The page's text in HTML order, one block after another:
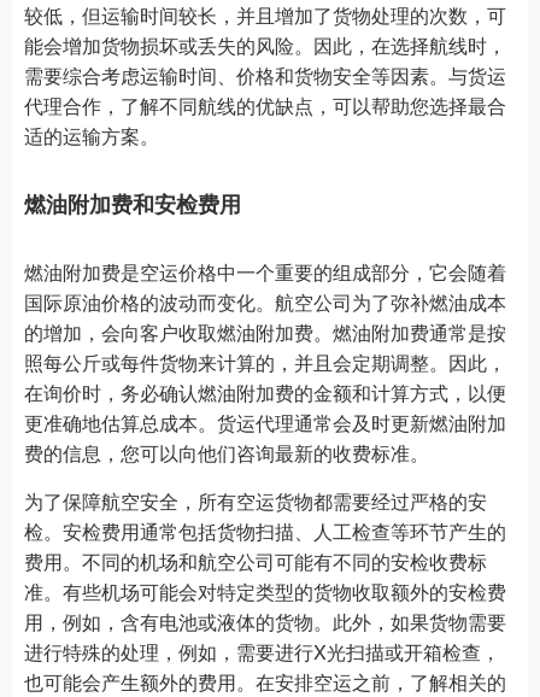
较低，但运输时间较长，并且增加了货物处理的次数，可
能会增加货物损坏或丢失的风险。因此，在选择航线时，
需要综合考虑运输时间、价格和货物安全等因素。与货运
代理合作，了解不同航线的优缺点，可以帮助您选择最合
适的运输方案。
燃油附加费和安检费用
燃油附加费是空运价格中一个重要的组成部分，它会随着
国际原油价格的波动而变化。航空公司为了弥补燃油成本
的增加，会向客户收取燃油附加费。燃油附加费通常是按
照每公斤或每件货物来计算的，并且会定期调整。因此，
在询价时，务必确认燃油附加费的金额和计算方式，以便
更准确地估算总成本。货运代理通常会及时更新燃油附加
费的信息，您可以向他们咨询最新的收费标准。
为了保障航空安全，所有空运货物都需要经过严格的安
检。安检费用通常包括货物扫描、人工检查等环节产生的
费用。不同的机场和航空公司可能有不同的安检收费标
准。有些机场可能会对特定类型的货物收取额外的安检费
用，例如，含有电池或液体的货物。此外，如果货物需要
进行特殊的处理，例如，需要进行X光扫描或开箱检查，
也可能会产生额外的费用。在安排空运之前，了解相关的